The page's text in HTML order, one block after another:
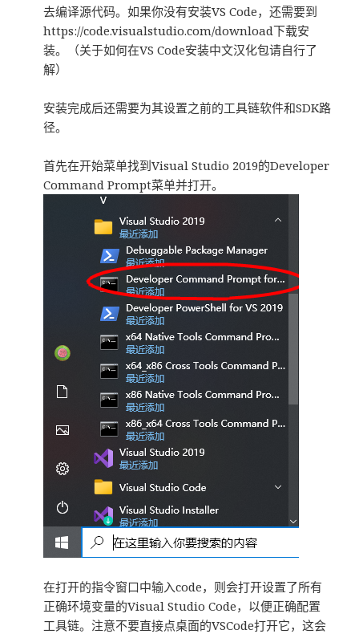
去编译源代码。如果你没有安装VS Code，还需要到
https://code.visualstudio.com/download下载安
装。（关于如何在VS Code安装中文汉化包请自行了
解）
安装完成后还需要为其设置之前的工具链软件和SDK路
径。
首先在开始菜单找到Visual Studio 2019的Developer
Command Prompt菜单并打开。
在打开的指令窗口中输入code，则会打开设置了所有
正确环境变量的Visual Studio Code，以便正确配置
工具链。注意不要直接点桌面的VSCode打开它，这会